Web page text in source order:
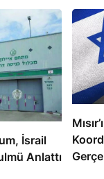
İsrail
Anlattı